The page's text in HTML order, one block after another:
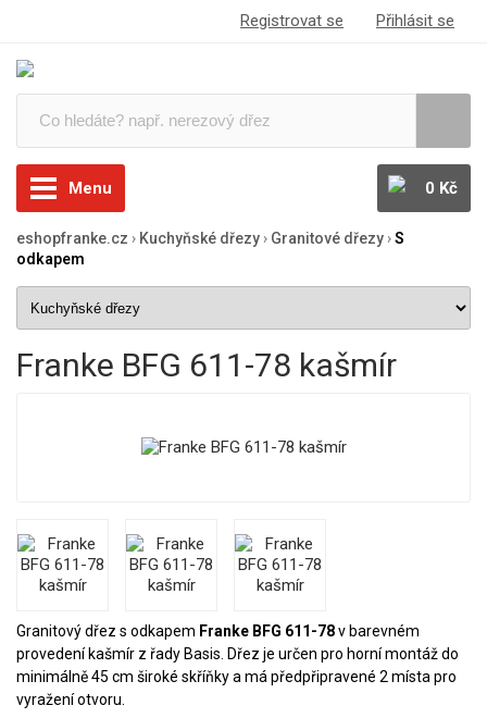
Registrovat se Přihlásit se
Menu 0 Kč
eshopfranke.cz › Kuchyňské dřezy› Granitové dřezy›S
odkapem
Franke BFG 611-78 kašmír
Granitový dřez s odkapem Franke BFG 611-78v barevném
provedení kašmír z řady Basis. Dřez je určen pro horní montáž do
minimálně 45 cm široké skříňky a má předpřipravené 2 místa pro
vyražení otvoru.